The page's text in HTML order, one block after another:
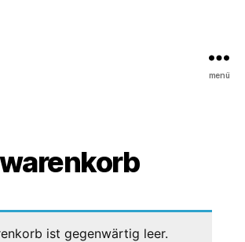
menü
warenkorb
ist gegenwärtig leer.